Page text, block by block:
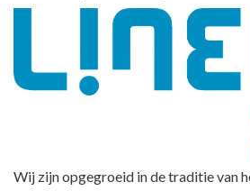
Wij zijn opgegroeid in de traditie van